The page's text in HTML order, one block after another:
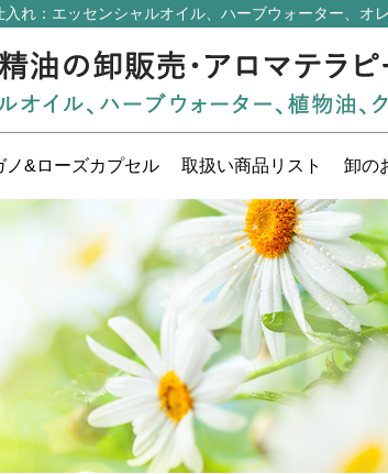
入れ ：エッセンシャルオイル、ハーブウォーター、オ
ノ&ローズカプセル 取扱い商品リスト 卸の